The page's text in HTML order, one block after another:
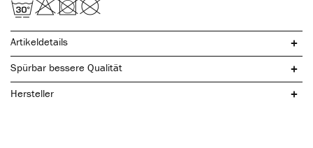
Artikeldetails
Spürbar bessere Qualität
Hersteller